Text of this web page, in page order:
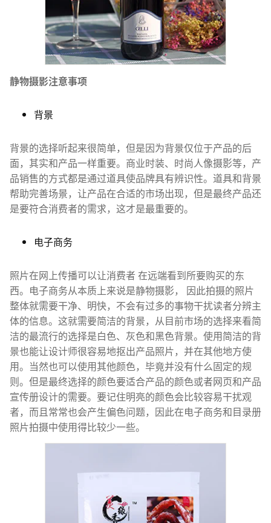
静物摄影注意事项
背景
背景的选择听起来很简单，但是因为背景仅位于产品的后
面，其实和产品一样重要。商业时装、时尚人像摄影等，产
品销售的方式都是通过道具使品牌具有辨识性。道具和背景
帮助完善场景，让产品在合适的市场出现，但是最终产品还
是要符合消费者的需求，这才是最重要的。
电子商务
照片在网上传播可以让消费者 在远端看到所要购买的东
西。电子商务从本质上来说是静物摄影， 因此拍摄的照片
整体就需要干净、明快，不会有过多的事物干扰读者分辨主
体的信息。这就需要简洁的背景，从目前市场的选择来看简
洁的最流行的选择是白色、灰色和黑色背景。使用简洁的背
景也能让设计师很容易地抠出产品照片，并在其他地方使
用。当然也可以使用其他颜色，毕竟并没有什么固定的规
则。但是最终选择的颜色要适合产品的颜色或者网页和产品
宣传册设计的需要。要记住明亮的颜色会比较容易干扰观
者，而且常常也会产生偏色问题，因此在电子商务和目录册
照片拍摄中使用得比较少一些。